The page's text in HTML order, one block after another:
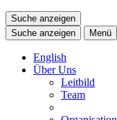
Suche anzeigen
Suche anzeigen
Menü
English
Über Uns
Leitbild
Team